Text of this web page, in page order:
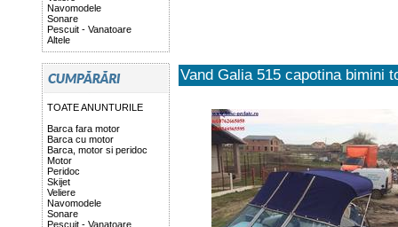
Navomodele
Sonare
Pescuit - Vanatoare
Altele
TOATE ANUNTURILE
Barca fara motor
Barca cu motor
Barca, motor si peridoc
Motor
Peridoc
Skijet
Veliere
Navomodele
Sonare
Pescuit - Vanatoare
Vand Galia 515 capotina bimini